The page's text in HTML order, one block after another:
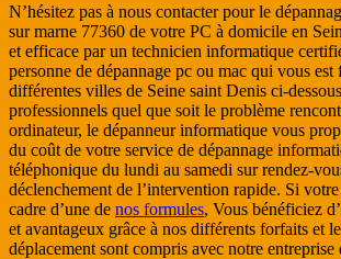
N’hésitez pas à nous contacter pour le
sur marne 77360 de votre PC à domicile en
et efficace par un technicien informatique
personne de dépannage pc ou mac qui vous
différentes villes de Seine saint Denis ci-
professionnels quel que soit le problème
ordinateur, le dépanneur informatique vous
du coût de votre service de dépannage
téléphonique du lundi au samedi sur rendez-
déclenchement de l’intervention rapide. Si
cadre d’une de nos formules, Vous bénéficiez
et avantageux grâce à nos différents forfaits et
déplacement sont compris avec notre entreprise